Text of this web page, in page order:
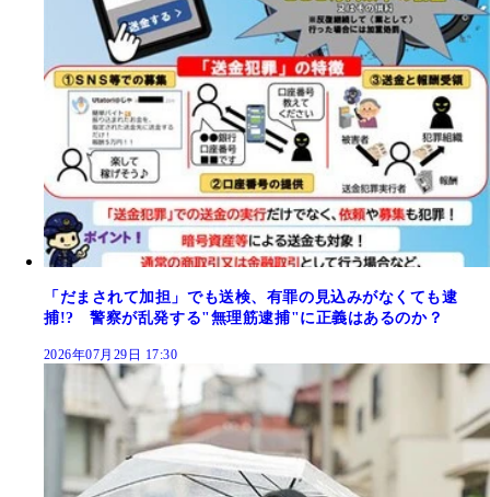
「だまされて加担」でも送検、有罪の見込みがなくても逮
捕!? 警察が乱発する"無理筋逮捕"に正義はあるのか？
2026年07月29日 17:30